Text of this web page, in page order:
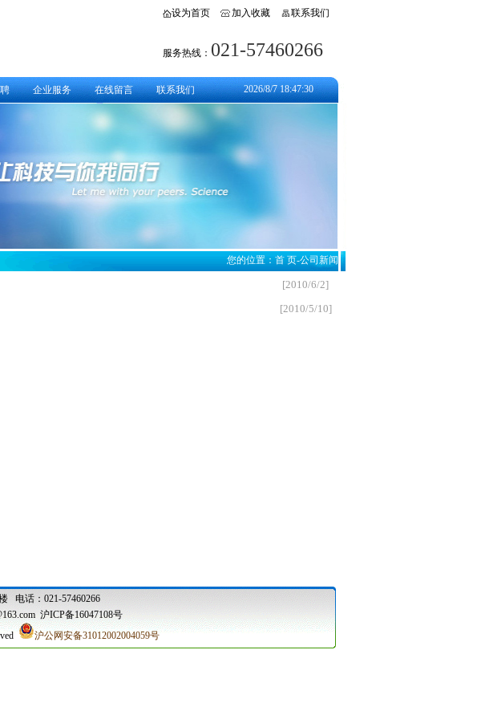
设为首页 加入收藏 联系我们
服务热线： 021-57460266
企业服务 在线留言 联系我们 2026/8/7 18:47:30
您的位置： 首 页-公司新闻
[2010/6/2]
[2010/5/10]
电话： 021-57460266
沪ICP备16047108号
沪公网安备31012002004059号